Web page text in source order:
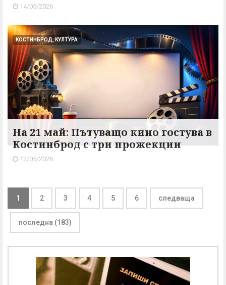
14/05/2026
КОСТИНБРОД, КУЛТУРА
На 21 май: Пътуващо кино гостува в
Костинброд с три прожекции
12/05/2026
1 2 3 4 5 6 следваща
последна (183)